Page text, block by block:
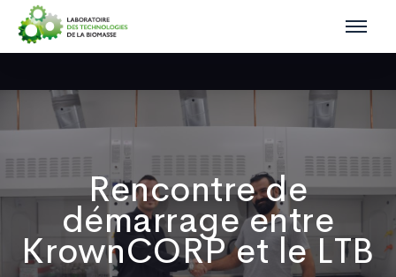
Rencontre de
démarrage entre
KrownCORP et le LTB